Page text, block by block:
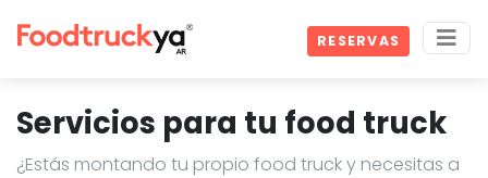
RESERVAS
Servicios para tu food truck
¿Estás montando tu propio food truck y necesitas a